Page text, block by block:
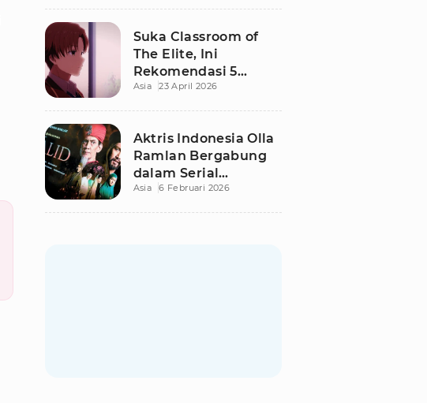
Suka Classroom of
The Elite, Ini
Rekomendasi 5
Anime yang Wajib
Asia 23 April 2026
Aktris Indonesia Olla
Ramlan Bergabung
dalam Serial
Malaysia 'Walid', Apa
Asia 6 Februari 2026